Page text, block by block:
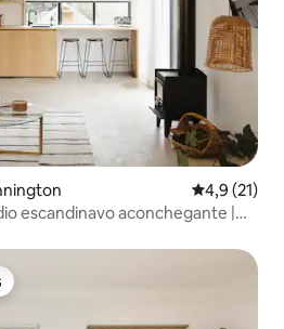
4,9 de uma
4,9 (21)
escandinavo aconchegante |